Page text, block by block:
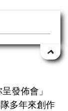
發佈會」
多年來創作